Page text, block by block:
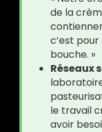
de la
c’est pour
bouche. »
Réseaux
le travail
avoir